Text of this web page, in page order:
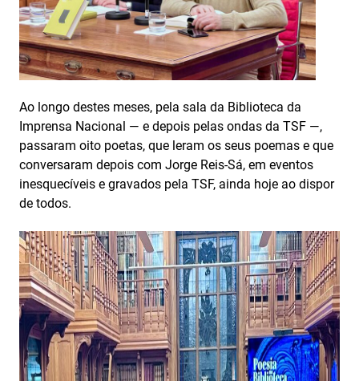
Ao longo destes meses, pela sala da Biblioteca da
Imprensa Nacional — e depois pelas ondas da TSF —,
passaram oito poetas, que leram os seus poemas e que
conversaram depois com Jorge Reis-Sá, em eventos
inesquecíveis e gravados pela TSF, ainda hoje ao dispor
de todos.